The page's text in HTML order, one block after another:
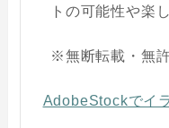
トの可能性や楽
※無断転載・無
AdobeStockでイ